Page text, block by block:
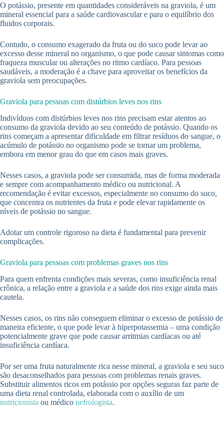
O potássio, presente em quantidades consideráveis na graviola, é um
mineral essencial para a saúde cardiovascular e para o equilíbrio dos
fluidos corporais.
Contudo, o consumo exagerado da fruta ou do suco pode levar ao
excesso desse mineral no organismo, o que pode causar sintomas como
fraqueza muscular ou alterações no ritmo cardíaco. Para pessoas
saudáveis, a moderação é a chave para aproveitar os benefícios da
graviola sem preocupações.
Graviola para pessoas com distúrbios leves nos rins
Indivíduos com distúrbios leves nos rins precisam estar atentos ao
consumo da graviola devido ao seu conteúdo de potássio. Quando os
rins começam a apresentar dificuldade em filtrar resíduos do sangue, o
acúmulo de potássio no organismo pode se tornar um problema,
embora em menor grau do que em casos mais graves.
Nesses casos, a graviola pode ser consumida, mas de forma moderada
e sempre com acompanhamento médico ou nutricional. A
recomendação é evitar excessos, especialmente no consumo do suco,
que concentra os nutrientes da fruta e pode elevar rapidamente os
níveis de potássio no sangue.
Adotar um controle rigoroso na dieta é fundamental para prevenir
complicações.
Graviola para pessoas com problemas graves nos rins
Para quem enfrenta condições mais severas, como insuficiência renal
crônica, a relação entre a graviola e a saúde dos rins exige ainda mais
cautela.
Nesses casos, os rins não conseguem eliminar o excesso de potássio de
maneira eficiente, o que pode levar à hiperpotassemia – uma condição
potencialmente grave que pode causar arritmias cardíacas ou até
insuficiência cardíaca.
Por ser uma fruta naturalmente rica nesse mineral, a graviola e seu suco
são desaconselhados para pessoas com problemas renais graves.
Substituir alimentos ricos em potássio por opções seguras faz parte de
uma dieta renal controlada, elaborada com o auxílio de um
nutricionista ou médico nefrologista.